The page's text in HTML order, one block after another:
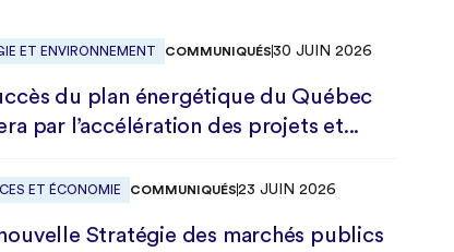
ET ENVIRONNEMENT COMMUNIQUÉS30 JUIN 2026
du plan énergétique du Québec
par l’accélération des projets et...
ET ÉCONOMIE COMMUNIQUÉS23 JUIN 2026
Stratégie des marchés publics